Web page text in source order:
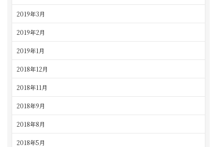
2019年3月
2019年2月
2019年1月
2018年12月
2018年11月
2018年9月
2018年8月
2018年5月